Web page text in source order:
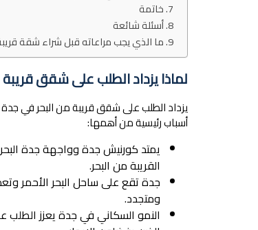
خاتمة
أسئلة شائعة
ما الذي يجب مراعاته قبل شراء شقة
لماذا يزداد الطلب على شقق
يزداد الطلب على شقق قريبة من البحر في جدة
أسباب رئيسية من أهمها:
يمتد كورنيش جدة وواجهة جدة
القريبة من البحر.
جدة تقع على ساحل البحر الأحمر
ومتجدد.
النمو السكاني في جدة يعزز الطلب